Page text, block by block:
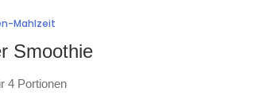
Mahlzeit
Smoothie
4 Portionen